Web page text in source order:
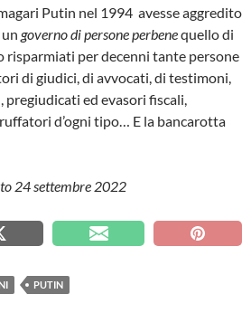
Putin nel 1994 avesse aggredito
governo di persone perbenequello di
risparmiati per decenni tante persone
di giudici, di avvocati, di testimoni,
ed evasori fiscali,
d’ogni tipo… E la bancarotta
24 settembre 2022
PUTIN